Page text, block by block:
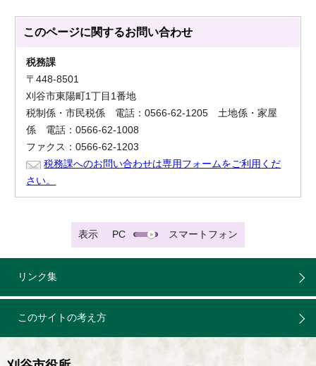
このページに関するお問い合わせ
税務課
〒448-8501
刈谷市東陽町1丁目1番地
税制係・市民税係 電話：0566-62-1205 土地係・家屋
係 電話：0566-62-1008
ファクス：0566-62-1203
税務課へのお問い合わせは専用フォームをご利用くだ
さい。
表示 PC スマートフォン
リンク集
このサイトの考え方